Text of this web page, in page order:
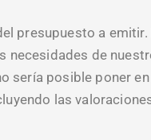
presupuesto a
necesidades de
sería posible poner
las